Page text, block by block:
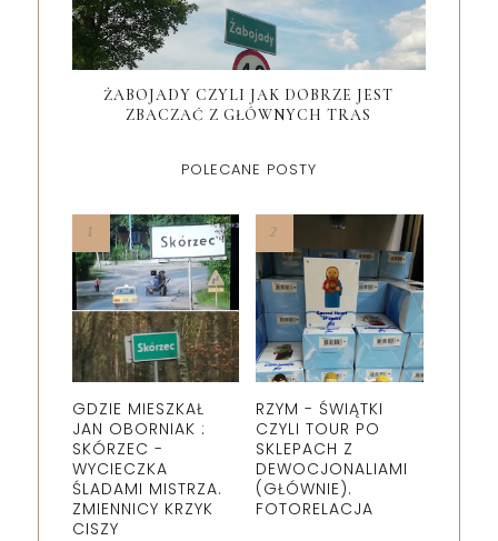
ŻABOJADY CZYLI JAK DOBRZE JEST
ZBACZAĆ Z GŁÓWNYCH TRAS
POLECANE POSTY
GDZIE MIESZKAŁ
JAN OBORNIAK :
SKÓRZEC -
WYCIECZKA
ŚLADAMI MISTRZA.
ZMIENNICY KRZYK
CISZY
RZYM - ŚWIĄTKI
CZYLI TOUR PO
SKLEPACH Z
DEWOCJONALIAMI
(GŁÓWNIE).
FOTORELACJA